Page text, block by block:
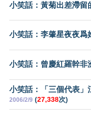
小笑話：黃菊出差滯留
小笑話：李肇星夜夜爲
小笑話：曾慶紅羅幹非
小笑話：「三個代表」
2006/2/9 (27,338次)